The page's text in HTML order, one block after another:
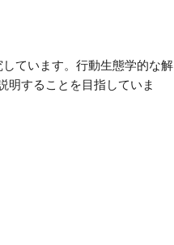
ています。行動生態学的な解
明することを目指していま